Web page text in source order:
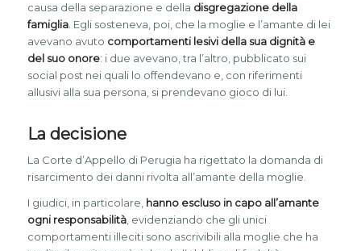
causa della separazione e della disgregazione della
famiglia. Egli sosteneva, poi, che la moglie e l’amante di lei
avevano avuto comportamenti lesivi della sua dignità e
del suo onore: i due avevano, tra l’altro, pubblicato sui
social post nei quali lo offendevano e, con riferimenti
allusivi alla sua persona, si prendevano gioco di lui.
La decisione
La Corte d’Appello di Perugia ha rigettato la domanda di
risarcimento dei danni rivolta all’amante della moglie.
I giudici, in particolare, hanno escluso in capo all’amante
ogni responsabilità, evidenziando che gli unici
comportamenti illeciti sono ascrivibili alla moglie che ha